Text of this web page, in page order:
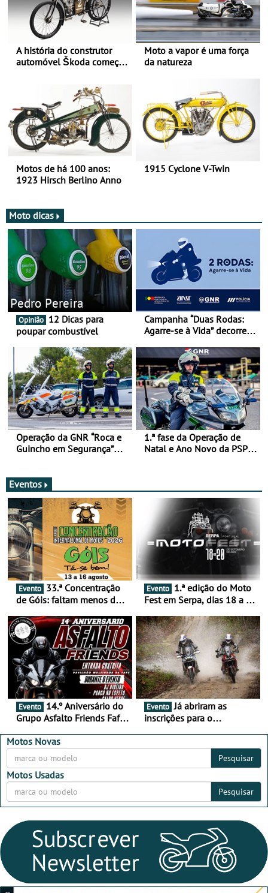
A história do construtor
automóvel Škoda começou
Moto a vapor é uma força
da natureza
Motos de há 100 anos:
1923 Hirsch Berlino Anno
1915 Cyclone V-Twin
Moto dicas
Pedro Pereira
Opinião
poupar combustível
Campanha “Duas Rodas:
Agarre-se à Vida” decorre
Operação da GNR “Roca e
Guincho em Segurança”
1.ª fase da Operação de
Natal e Ano Novo da PSP e
Eventos
Evento
de Góis: faltam menos de
16 de agosto
Evento
Fest em Serpa, dias 18 a 20
duas rodas invade o Baixo
Alentejo
Evento
Grupo Asfalto Friends Fafe,
2026
Evento Já abriram as
inscrições para o
Motos Novas
Pesquisar
Motos Usadas
Pesquisar